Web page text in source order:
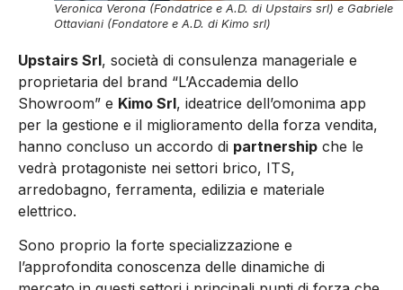
Veronica Verona (Fondatrice e A.D. di Upstairs srl) e Gabriele
Ottaviani (Fondatore e A.D. di Kimo srl)
Upstairs Srl, società di consulenza manageriale e
proprietaria del brand “L’Accademia dello
Showroom” e Kimo Srl, ideatrice dell’omonima app
per la gestione e il miglioramento della forza vendita,
hanno concluso un accordo di partnership che le
vedrà protagoniste nei settori brico, ITS,
arredobagno, ferramenta, edilizia e materiale
elettrico.
Sono proprio la forte specializzazione e
l’approfondita conoscenza delle dinamiche di